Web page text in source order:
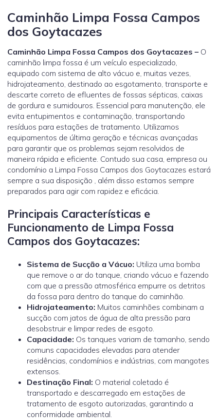
Caminhão Limpa Fossa Campos
dos Goytacazes
Caminhão Limpa Fossa Campos dos Goytacazes – O
caminhão limpa fossa é um veículo especializado,
equipado com sistema de alto vácuo e, muitas vezes,
hidrojateamento, destinado ao esgotamento, transporte e
descarte correto de efluentes de fossas sépticas, caixas
de gordura e sumidouros. Essencial para manutenção, ele
evita entupimentos e contaminação, transportando
resíduos para estações de tratamento. Utilizamos
equipamentos de última geração e técnicas avançadas
para garantir que os problemas sejam resolvidos de
maneira rápida e eficiente. Contudo sua casa, empresa ou
condomínio a Limpa Fossa Campos dos Goytacazes estará
sempre a sua disposição , além disso estamos sempre
preparados para agir com rapidez e eficácia.
Principais Características e
Funcionamento de Limpa Fossa
Campos dos Goytacazes:
Sistema de Sucção a Vácuo: Utiliza uma bomba
que remove o ar do tanque, criando vácuo e fazendo
com que a pressão atmosférica empurre os detritos
da fossa para dentro do tanque do caminhão.
Hidrojateamento: Muitos caminhões combinam a
sucção com jatos de água de alta pressão para
desobstruir e limpar redes de esgoto.
Capacidade: Os tanques variam de tamanho, sendo
comuns capacidades elevadas para atender
residências, condomínios e indústrias, com mangotes
extensos.
Destinação Final: O material coletado é
transportado e descarregado em estações de
tratamento de esgoto autorizadas, garantindo a
conformidade ambiental.